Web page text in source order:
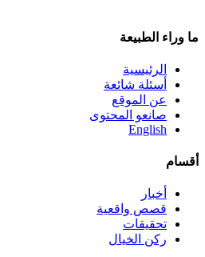
ما وراء الطبيعة
الرئيسية
أسئلة شائعة
عن الموقع
صانعو المحتوى
English
أقسام
أخبار
قصص واقعية
تحقيقات
ركن الخيال